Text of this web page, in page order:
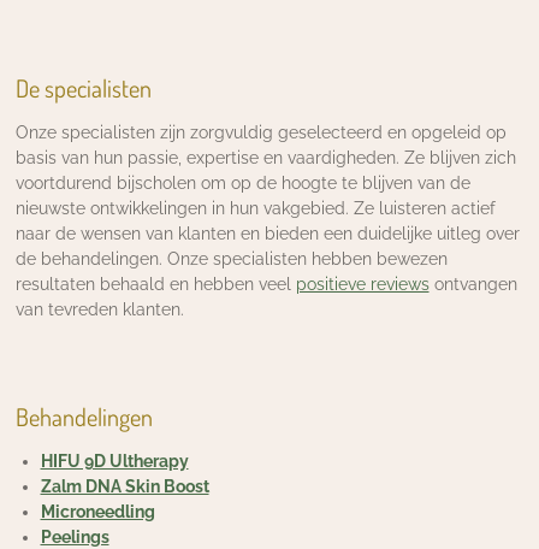
De specialisten
Onze specialisten zijn zorgvuldig geselecteerd en opgeleid op
basis van hun passie, expertise en vaardigheden. Ze blijven zich
voortdurend bijscholen om op de hoogte te blijven van de
nieuwste ontwikkelingen in hun vakgebied. Ze luisteren actief
naar de wensen van klanten en bieden een duidelijke uitleg over
de behandelingen. Onze specialisten hebben bewezen
resultaten behaald en hebben veel positieve reviews ontvangen
van tevreden klanten.
Behandelingen
HIFU 9D Ultherapy
Zalm DNA Skin Boost
Microneedling
Peelings